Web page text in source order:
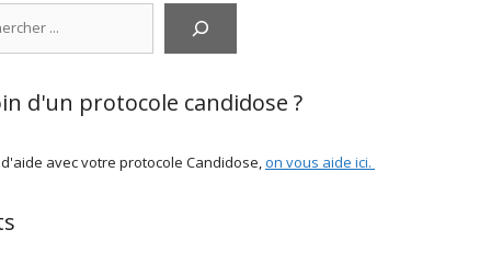
d'un protocole candidose ?
avec votre protocole Candidose, on vous aide ici.